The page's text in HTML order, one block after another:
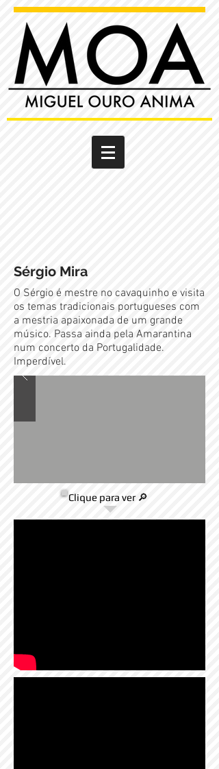
Sérgio Mira
O Sérgio é mestre no cavaquinho e visita
os temas tradicionais portugueses com
a mestria apaixonada de um grande
músico. Passa ainda pela Amarantina
num concerto da Portugalidade.
Imperdível.
Clique para ver 🔎